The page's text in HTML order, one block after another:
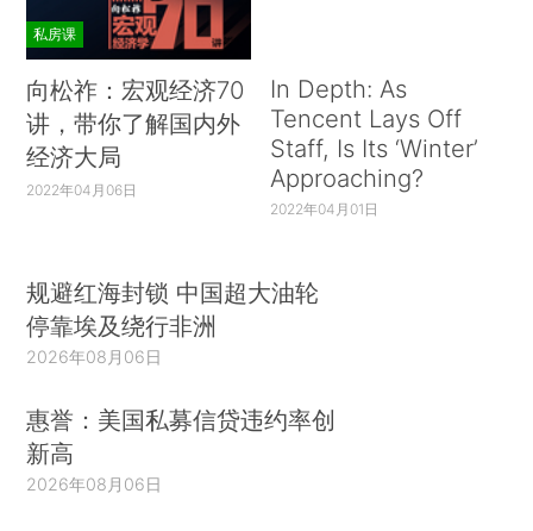
私房课
向松祚：宏观经济70
讲，带你了解国内外
经济大局
2022年04月06日
In Depth: As
Tencent Lays Off
Staff, Is Its ‘Winter’
Approaching?
2022年04月01日
规避红海封锁 中国超大油轮
停靠埃及绕行非洲
2026年08月06日
惠誉：美国私募信贷违约率创
新高
2026年08月06日